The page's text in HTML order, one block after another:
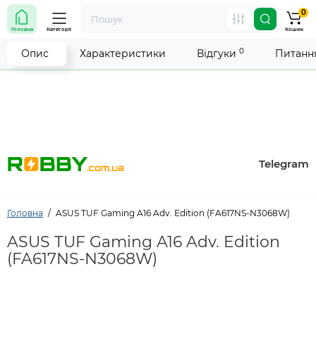
Увага! Роботу магазину тимчасово припинено. Ми
робимо все можливе, щоб відновити прийом
замовлень якнайшвидше.
Telegram
Головна Категорії
0
Кошик
Головна ASUS TUF Gaming A16 Adv. Edition (FA617NS-N3068W)
ASUS TUF Gaming A16 Adv. Edition
(FA617NS-N3068W)
Опис Характеристики Відгуки 0